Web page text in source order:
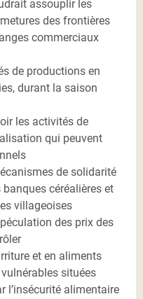
assouplir les
des frontières
commerciaux
de productions en
durant la saison
les activités de
qui peuvent
de solidarité
céréalières et
villageoises
des prix des
et en aliments
situées
l’insécurité alimentaire